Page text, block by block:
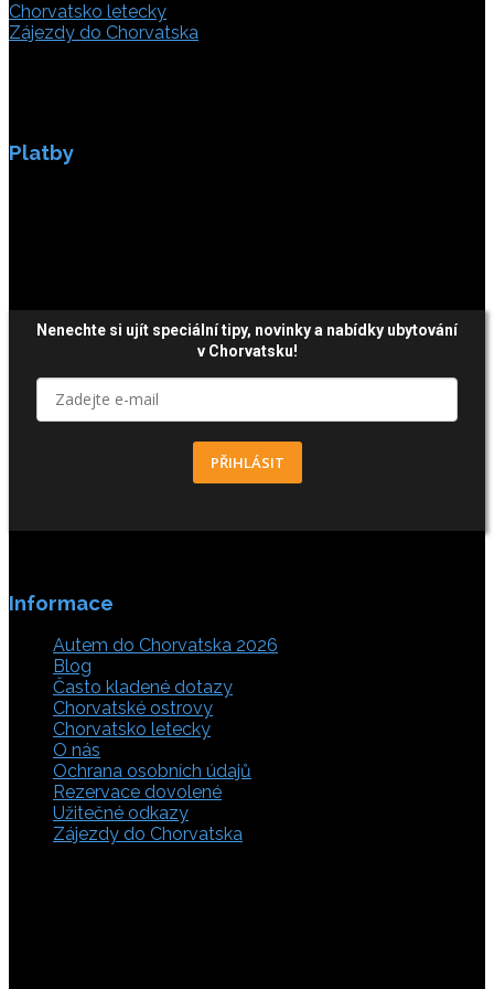
Chorvatsko letecky
Zájezdy do Chorvatska
Platby
Nenechte si ujít speciální tipy, novinky a nabídky ubytování
v Chorvatsku!
PŘIHLÁSIT
Informace
Autem do Chorvatska 2026
Blog
Často kladené dotazy
Chorvatské ostrovy
Chorvatsko letecky
O nás
Ochrana osobních údajů
Rezervace dovolené
Užitečné odkazy
Zájezdy do Chorvatska